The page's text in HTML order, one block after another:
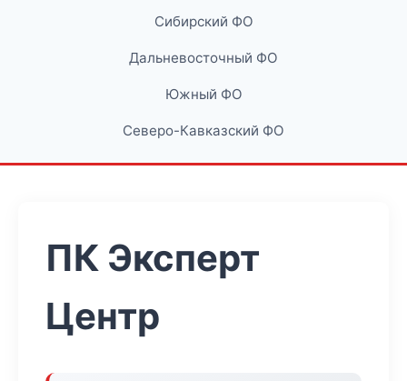
Сибирский ФО
Дальневосточный ФО
Южный ФО
Северо-Кавказский ФО
ПК Эксперт
Центр